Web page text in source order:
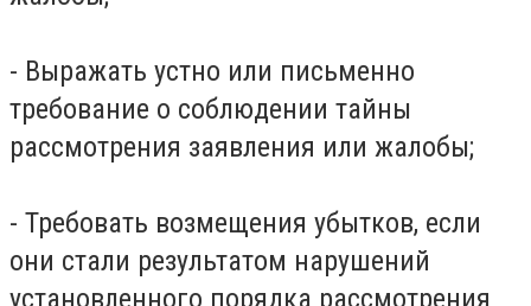
- Выражать устно или письменно
требование о соблюдении тайны
рассмотрения заявления или жалобы;
- Требовать возмещения убытков, если
они стали результатом нарушений
установленного порядка рассмотрения